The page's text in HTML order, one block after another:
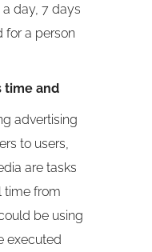
day, 7 days
for a person
time and
advertising
to users,
are tasks
time from
be using
executed